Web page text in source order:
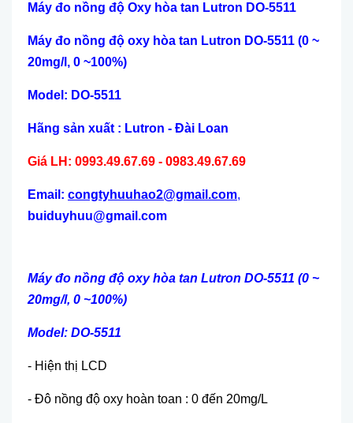
Máy đo nồng độ Oxy hòa tan Lutron DO-5511
Máy đo nồng độ oxy hòa tan Lutron DO-5511 (0 ~
20mg/l, 0 ~100%)
Model: DO-5511
Hãng sản xuất : Lutron - Đài Loan
Giá LH: 0993.49.67.69 - 0983.49.67.69
Email: congtyhuuhao2@gmail.com,
buiduyhuu@gmail.com
Máy đo nồng độ oxy hòa tan Lutron DO-5511 (0 ~
20mg/l, 0 ~100%)
Model: DO-5511
- Hiện thị LCD
- Đô nồng độ oxy hoàn toan : 0 đến 20mg/L